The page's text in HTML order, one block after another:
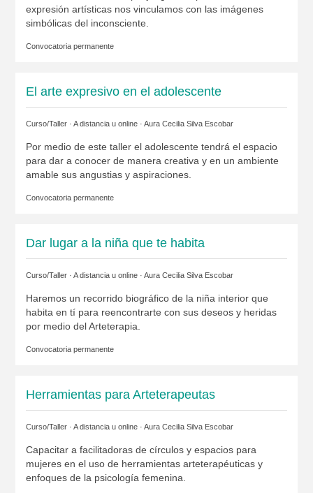
expresión artísticas nos vinculamos con las imágenes
simbólicas del inconsciente.
Convocatoria permanente
El arte expresivo en el adolescente
Curso/Taller · A distancia u online · Aura Cecilia Silva Escobar
Por medio de este taller el adolescente tendrá el espacio
para dar a conocer de manera creativa y en un ambiente
amable sus angustias y aspiraciones.
Convocatoria permanente
Dar lugar a la niña que te habita
Curso/Taller · A distancia u online · Aura Cecilia Silva Escobar
Haremos un recorrido biográfico de la niña interior que
habita en tí para reencontrarte con sus deseos y heridas
por medio del Arteterapia.
Convocatoria permanente
Herramientas para Arteterapeutas
Curso/Taller · A distancia u online · Aura Cecilia Silva Escobar
Capacitar a facilitadoras de círculos y espacios para
mujeres en el uso de herramientas arteterapéuticas y
enfoques de la psicología femenina.